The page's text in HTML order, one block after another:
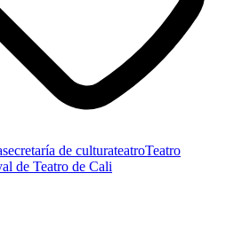
secretaría de culturateatroTeatro
de Teatro de Cali